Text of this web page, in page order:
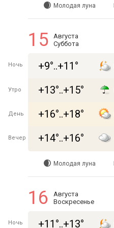
Молодая луна
15
Августа
Суббота
Ночь +9°..+11°
Утро +13°..+15°
День +16°..+18°
Вечер +14°..+16°
Молодая луна
16
Августа
Воскресенье
Ночь +11°..+13°